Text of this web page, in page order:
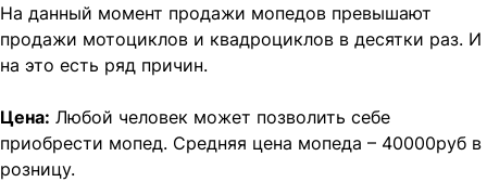
На данный момент продажи мопедов превышают
продажи мотоциклов и квадроциклов в десятки раз. И
на это есть ряд причин.
Цена: Любой человек может позволить себе
приобрести мопед. Средняя цена мопеда – 40000руб в
розницу.